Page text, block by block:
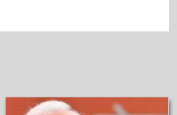
आर्थिक संकट, 170 देशों में